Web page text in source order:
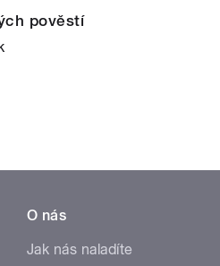
pověstí
O nás
Jak nás naladíte